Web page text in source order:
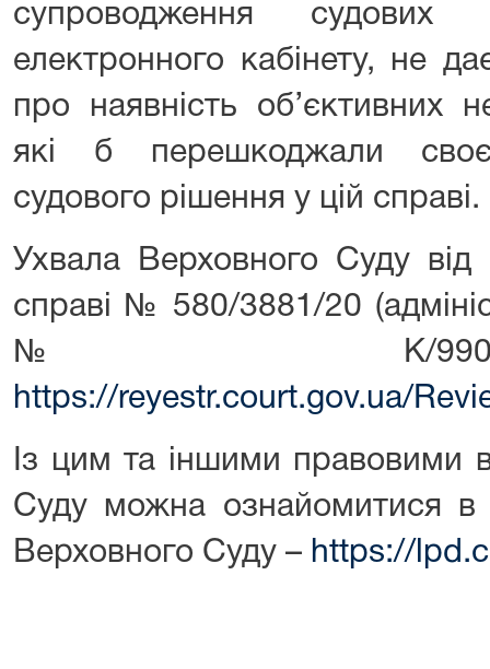
супроводження
електронного кабінету, не
про наявність об’єктивних
які б перешкоджали
судового рішення у цій справі.
Ухвала Верховного Суду
справі № 580/3881/20
№ К/990/
https://reyestr.court.gov.ua/
Із цим та іншими правовими
Суду можна ознайомитися в
Верховного Суду – https://